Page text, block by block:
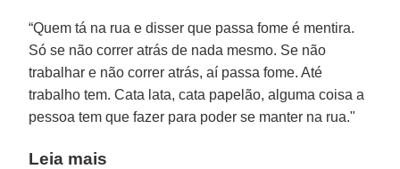
“Quem tá na rua e disser que passa fome é mentira.
Só se não correr atrás de nada mesmo. Se não
trabalhar e não correr atrás, aí passa fome. Até
trabalho tem. Cata lata, cata papelão, alguma coisa a
pessoa tem que fazer para poder se manter na rua."
Leia mais